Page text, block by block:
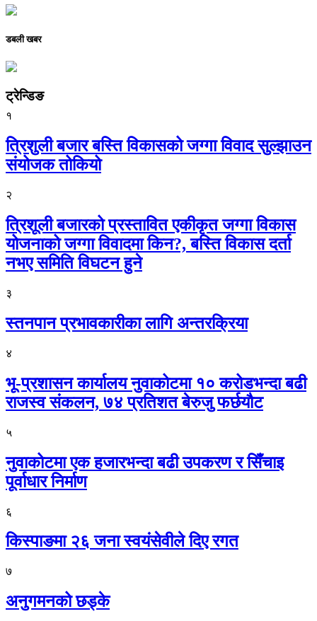
डबली खबर
ट्रेन्डिङ
१
त्रिशुली बजार बस्ति विकासको जग्गा विवाद सुल्झाउन
संयोजक तोकियो
२
त्रिशूली बजारको प्रस्तावित एकीकृत जग्गा विकास
योजनाको जग्गा विवादमा किन?, बस्ति विकास दर्ता
नभए समिति विघटन हुने
३
स्तनपान प्रभावकारीका लागि अन्तरक्रिया
४
भू-प्रशासन कार्यालय नुवाकोटमा १० करोडभन्दा बढी
राजस्व संकलन, ७४ प्रतिशत बेरुजु फर्छयौट
५
नुवाकोटमा एक हजारभन्दा बढी उपकरण र सिँचाइ
पूर्वाधार निर्माण
६
किस्पाङमा २६ जना स्वयंसेवीले दिए रगत
७
अनुगमनको छड्के